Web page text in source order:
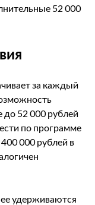
52 000
за каждый
до 52 000 рублей
по программе
000 рублей в
удерживаются